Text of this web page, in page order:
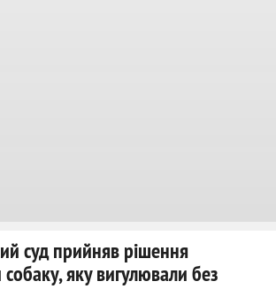
суд прийняв рішення
собаку, яку вигулювали без